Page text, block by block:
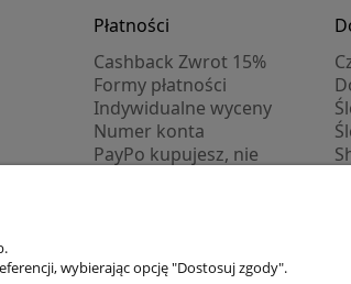
Płatności
Cashback Zwrot 15%
Formy płatności
Indywidualne wyceny
Numer konta
PayPo kupujesz, nie
wybierając opcję "Dostosuj zgody".